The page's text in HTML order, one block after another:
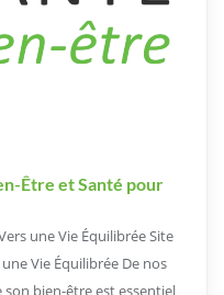
Être et Santé pour
une Vie Équilibrée Site
Vie Équilibrée De nos
bien-être est essentiel